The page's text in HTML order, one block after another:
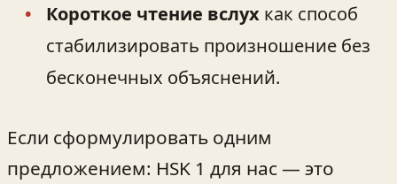
Короткое чтение вслух как способ
стабилизировать произношение без
бесконечных объяснений.
Если сформулировать одним
предложением: HSK 1 для нас — это